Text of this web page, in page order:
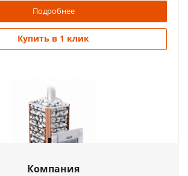
Подробнее
Купить в 1 клик
Компания